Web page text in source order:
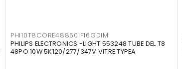
PHI10T8CORE48850IF16GDIM
PHILIPS ELECTRONICS -LIGHT 553248 TUBE DEL T8
48PO 10W 5K120/277/347V VITRE TYPEA